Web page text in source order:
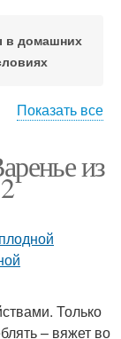
в домашних
рябина
вишневым
Показать все
из
Только
– вяжет во